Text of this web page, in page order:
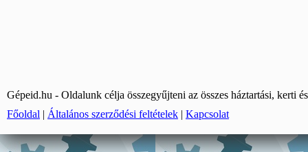
Gépeid.hu - Oldalunk célja összegyűjteni az összes háztartási, kerti
Főoldal | Általános szerződési feltételek | Kapcsolat